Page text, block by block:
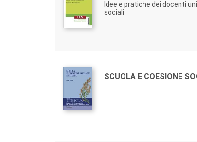
Idee e pratiche dei docenti
sociali
Autori:
Titolo:
SCUOLA E COESIONE